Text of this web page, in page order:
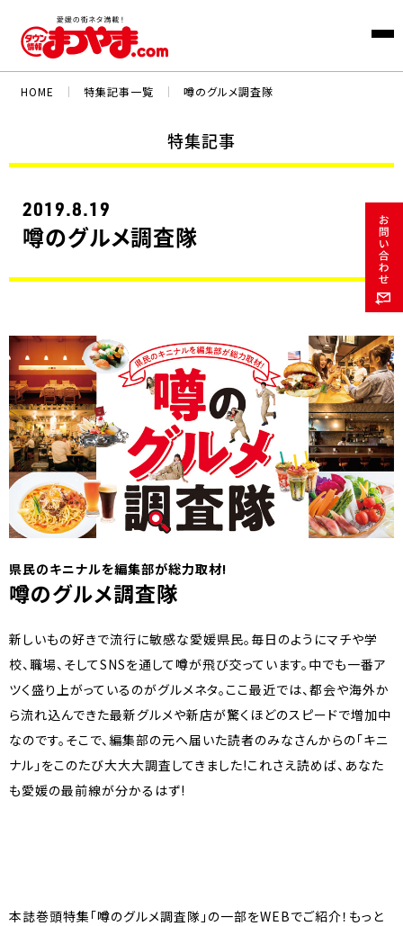
HOME ｜ 特集記事一覧 ｜ 噂のグルメ調査隊
特集記事
2019.8.19
噂のグルメ調査隊
県民のキニナルを編集部が総力取材!
噂のグルメ調査隊
新しいもの好きで流行に敏感な愛媛県民。毎日のようにマチや学
校、職場、そしてSNSを通して噂が飛び交っています。中でも一番ア
ツく盛り上がっているのがグルメネタ。ここ最近では、都会や海外か
ら流れ込んできた最新グルメや新店が驚くほどのスピードで増加中
なのです。そこで、編集部の元へ届いた読者のみなさんからの「キニ
ナル」をこのたび大大大調査してきました!これさえ読めば、あなた
も愛媛の最前線が分かるはず!
本誌巻頭特集「噂のグルメ調査隊」の一部をWEBでご紹介！もっと